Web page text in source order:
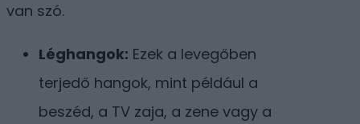
van szó.
Léghangok: Ezek a levegőben
terjedő hangok, mint például a
beszéd, a TV zaja, a zene vagy a